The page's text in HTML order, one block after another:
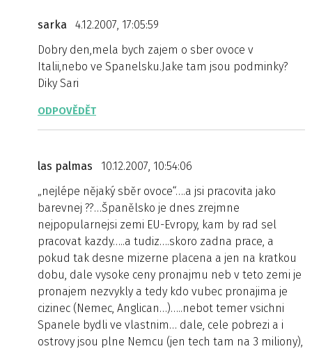
sarka
4.12.2007, 17:05:59
Dobry den,mela bych zajem o sber ovoce v
Italii,nebo ve Spanelsku.Jake tam jsou podminky?
Diky Sari
ODPOVĚDĚT
las palmas
10.12.2007, 10:54:06
„nejlépe nějaký sběr ovoce“….a jsi pracovita jako
barevnej ??…Španělsko je dnes zrejmne
nejpopularnejsi zemi EU-Evropy, kam by rad sel
pracovat kazdy…..a tudiz….skoro zadna prace, a
pokud tak desne mizerne placena a jen na kratkou
dobu, dale vysoke ceny pronajmu neb v teto zemi je
pronajem nezvykly a tedy kdo vubec pronajima je
cizinec (Nemec, Anglican…)…..nebot temer vsichni
Spanele bydli ve vlastnim… dale, cele pobrezi a i
ostrovy jsou plne Nemcu (jen tech tam na 3 miliony),